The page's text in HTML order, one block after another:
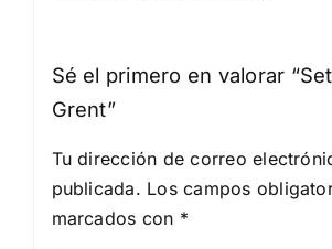
Sé el primero en valorar
Grent”
Tu dirección de correo
publicada. Los campos
marcados con *